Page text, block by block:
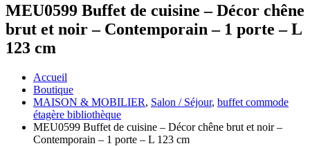
MEU0599 Buffet de cuisine – Décor chêne
brut et noir – Contemporain – 1 porte – L
123 cm
Accueil
Boutique
MAISON & MOBILIER, Salon / Séjour, buffet commode
étagère bibliothèque
MEU0599 Buffet de cuisine – Décor chêne brut et noir –
Contemporain – 1 porte – L 123 cm